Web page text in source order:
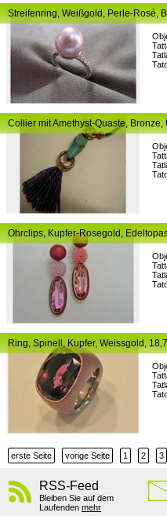
Streifenring, Weißgold, Perle-Rosé,
Collier mit Amethyst-Quaste,
Ohrclips, Kupfer-Rosegold,
Ring, Spinell, Kupfer, Weissgold,
erste Seite vorige Seite 1 2 3
RSS-Feed
Bleiben Sie auf dem
Laufenden mehr